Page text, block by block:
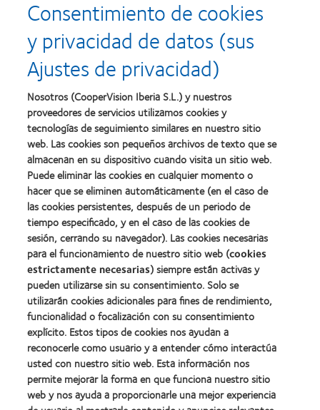
con
MyDay™
el
desarrollo
del
liderazgo
about
2011:
Premios
a
mejor
(2011)
about
2011:
Premio
a
salud
Learn
more
about
2012:
Premio
Manufacturing
Leadership
100
(ML
100)
(2012)
Learn
more
about
2012
Premio
internacional
REBRAND
100®
(2012)
Learn
more
about
Premio
de
la
Industria
de
la
BCLA
Nuestros productos
Encuentre su lente
Tecnología para lentes de contacto
Consentimiento de cookies
y privacidad de datos (sus
Ajustes de privacidad)
Nosotros (CooperVision Iberia S.L.) y nuestros
proveedores de servicios utilizamos cookies y
tecnologías de seguimiento similares en nuestro sitio
web. Las cookies son pequeños archivos de texto que se
almacenan en su dispositivo cuando visita un sitio web.
Puede eliminar las cookies en cualquier momento o
hacer que se eliminen automáticamente (en el caso de
las cookies persistentes, después de un periodo de
tiempo especificado, y en el caso de las cookies de
sesión, cerrando su navegador). Las cookies necesarias
para el funcionamiento de nuestro sitio web (cookies
estrictamente necesarias) siempre están activas y
pueden utilizarse sin su consentimiento. Solo se
utilizarán cookies adicionales para fines de rendimiento,
funcionalidad o focalización con su consentimiento
explícito. Estos tipos de cookies nos ayudan a
reconocerle como usuario y a entender cómo interactúa
usted con nuestro sitio web. Esta información nos
permite mejorar la forma en que funciona nuestro sitio
web y nos ayuda a proporcionarle una mejor experiencia